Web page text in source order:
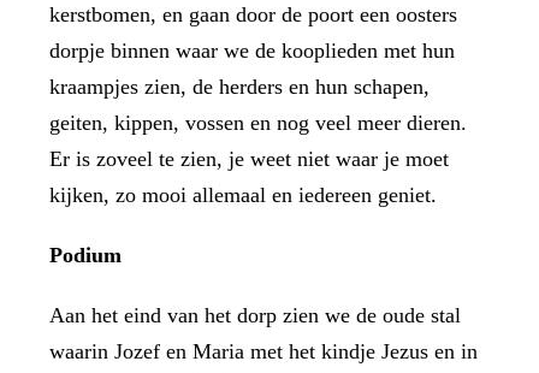
kerstbomen, en gaan door de poort een oosters
dorpje binnen waar we de kooplieden met hun
kraampjes zien, de herders en hun schapen,
geiten, kippen, vossen en nog veel meer dieren.
Er is zoveel te zien, je weet niet waar je moet
kijken, zo mooi allemaal en iedereen geniet.
Podium
Aan het eind van het dorp zien we de oude stal
waarin Jozef en Maria met het kindje Jezus en in